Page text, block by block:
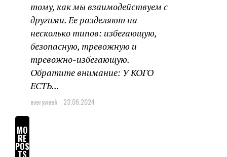
тому, как мы взаимодействуем с
другими. Ее разделяют на
несколько типов: избегающую,
безопасную, тревожную и
тревожно-избегающую.
Обратите внимание: У КОГО
ЕСТЬ...
everyweek 23.06.2024
MO
RE
POS
TS